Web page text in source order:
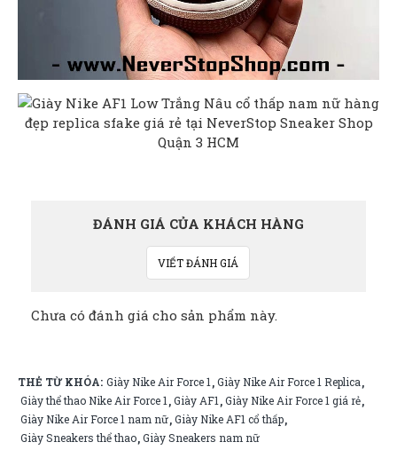
ĐÁNH GIÁ CỦA KHÁCH HÀNG
VIẾT ĐÁNH GIÁ
Chưa có đánh giá cho sản phẩm này.
THẺ TỪ KHÓA: Giày Nike Air Force 1 ,Giày Nike Air Force 1 Replica,
Giày thể thao Nike Air Force 1 ,Giày AF1 ,Giày Nike Air Force 1 giá rẻ,
Giày Nike Air Force 1 nam nữ,Giày Nike AF1 cổ thấp,
Giày Sneakers thể thao,Giày Sneakers nam nữ